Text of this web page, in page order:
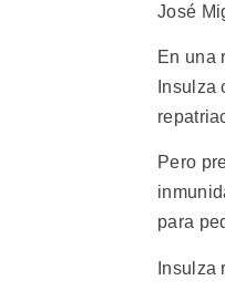
José
En una
Pero
para
Insulza